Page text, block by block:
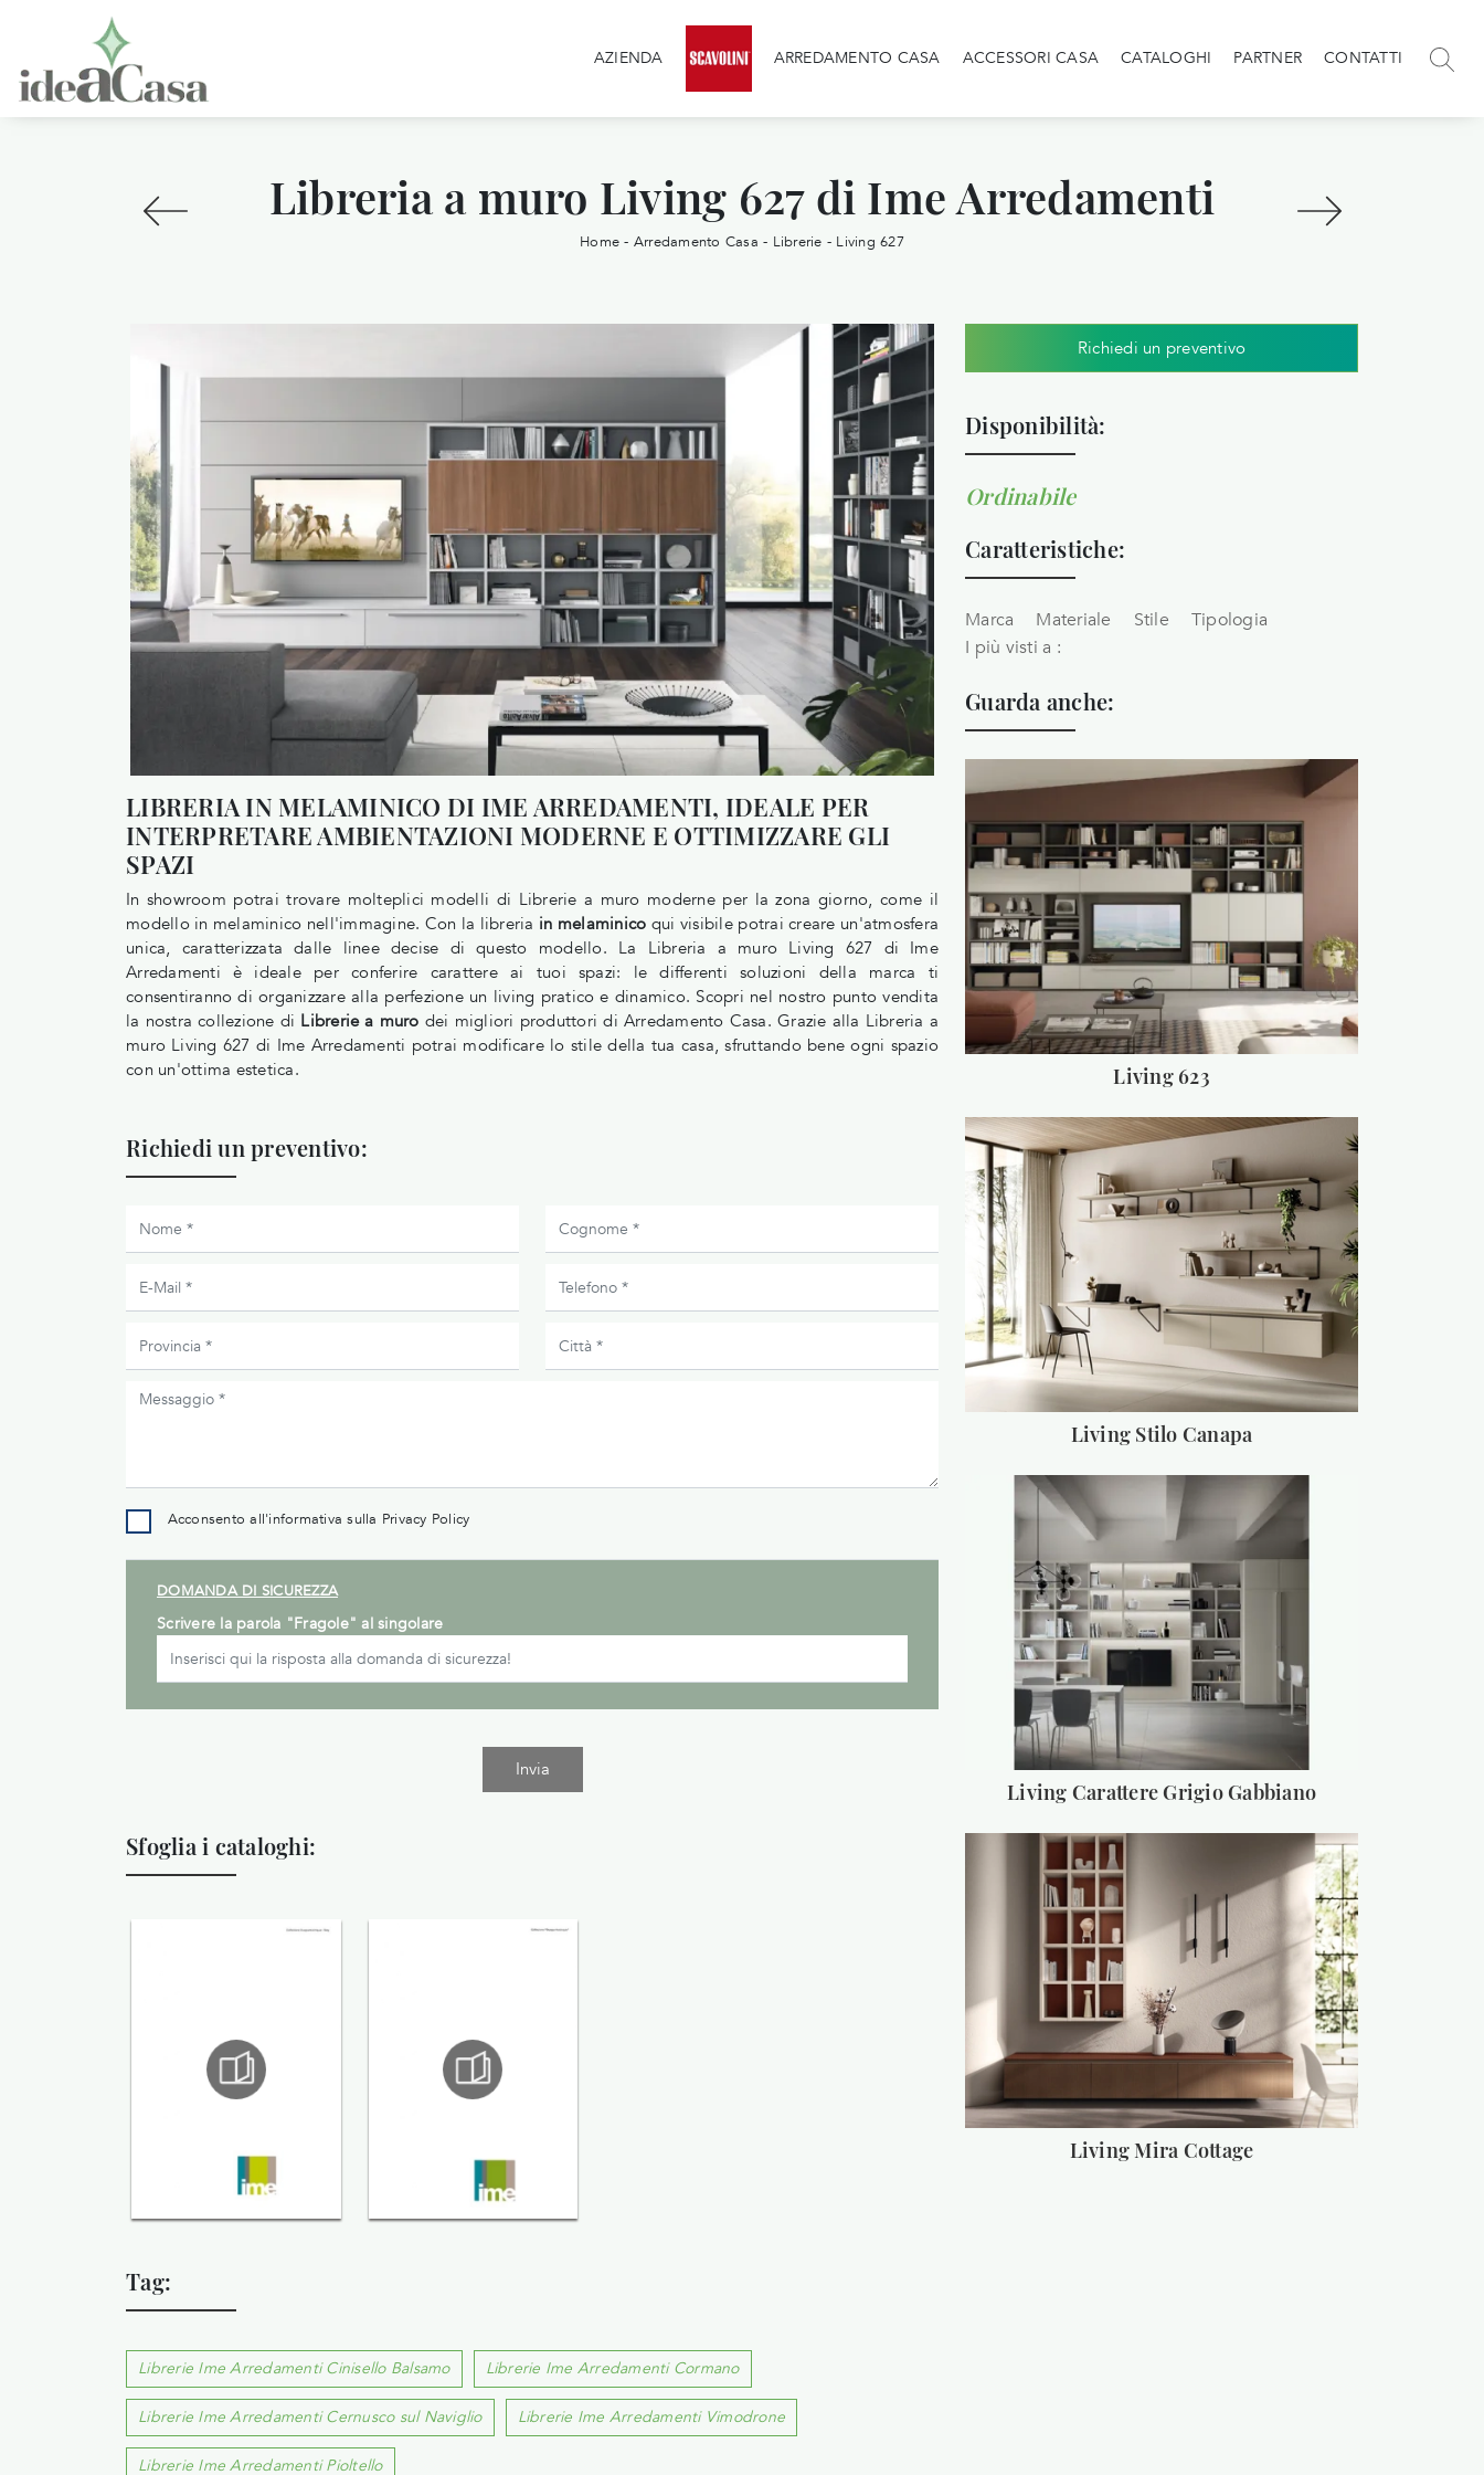
AZIENDA ARREDAMENTO CASA ACCESSORI CASA CATALOGHI PARTNER CONTATTI
Libreria a muro Living 627 di Ime Arredamenti
Home - Arredamento Casa - Librerie - Living 627
LIBRERIA IN MELAMINICO DI IME ARREDAMENTI, IDEALE PER
INTERPRETARE AMBIENTAZIONI MODERNE E OTTIMIZZARE GLI
SPAZI
In showroom potrai trovare molteplici modelli di Librerie a muro moderne per la zona giorno, come il
modello in melaminico nell'immagine. Con la libreria in melaminico qui visibile potrai creare un'atmosfera
unica, caratterizzata dalle linee decise di questo modello. La Libreria a muro Living 627 di Ime
Arredamenti è ideale per conferire carattere ai tuoi spazi: le differenti soluzioni della marca ti
consentiranno di organizzare alla perfezione un living pratico e dinamico. Scopri nel nostro punto vendita
la nostra collezione di Librerie a muro dei migliori produttori di Arredamento Casa. Grazie alla Libreria a
muro Living 627 di Ime Arredamenti potrai modificare lo stile della tua casa, sfruttando bene ogni spazio
con un'ottima estetica.
Richiedi un preventivo:
Acconsento all'informativa sulla Privacy Policy
DOMANDA DI SICUREZZA
Scrivere la parola "Fragole" al singolare
Invia
Sfoglia i cataloghi:
Tag:
Librerie Ime Arredamenti Cinisello Balsamo Librerie Ime Arredamenti Cormano
Librerie Ime Arredamenti Cernusco sul Naviglio Librerie Ime Arredamenti Vimodrone
Librerie Ime Arredamenti Pioltello
Richiedi un preventivo
Disponibilità:
Ordinabile
Caratteristiche:
Marca Materiale Stile
Tipologia
I più visti a :
Guarda anche:
Living 623
Living Stilo Canapa
Living Carattere Grigio Gabbiano
Living Mira Cottage